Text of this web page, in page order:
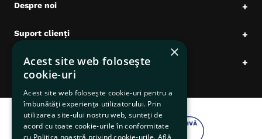
Despre noi +
Suport clienți +
Date comerciale +
×
Acest site web folosește
cookie-uri
Acest site web folosește cookie-uri pentru a
îmbunătăți experiența utilizatorului. Prin
utilizarea site-ului nostru web, sunteți de
acord cu toate cookie-urile în conformitate
cu Politica noastră privind cookie-urile. Află